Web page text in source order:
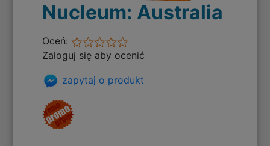
Nucleum: Australia
Oceń:
Zaloguj się aby ocenić
zapytaj o produkt